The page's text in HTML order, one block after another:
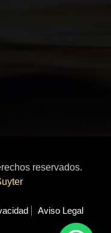
reservados.
Aviso Legal